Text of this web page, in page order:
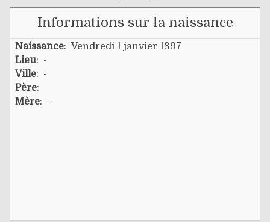
Informations sur la naissance
Naissance: Vendredi 1 janvier 1897
Lieu: -
Ville: -
Père: -
Mère: -